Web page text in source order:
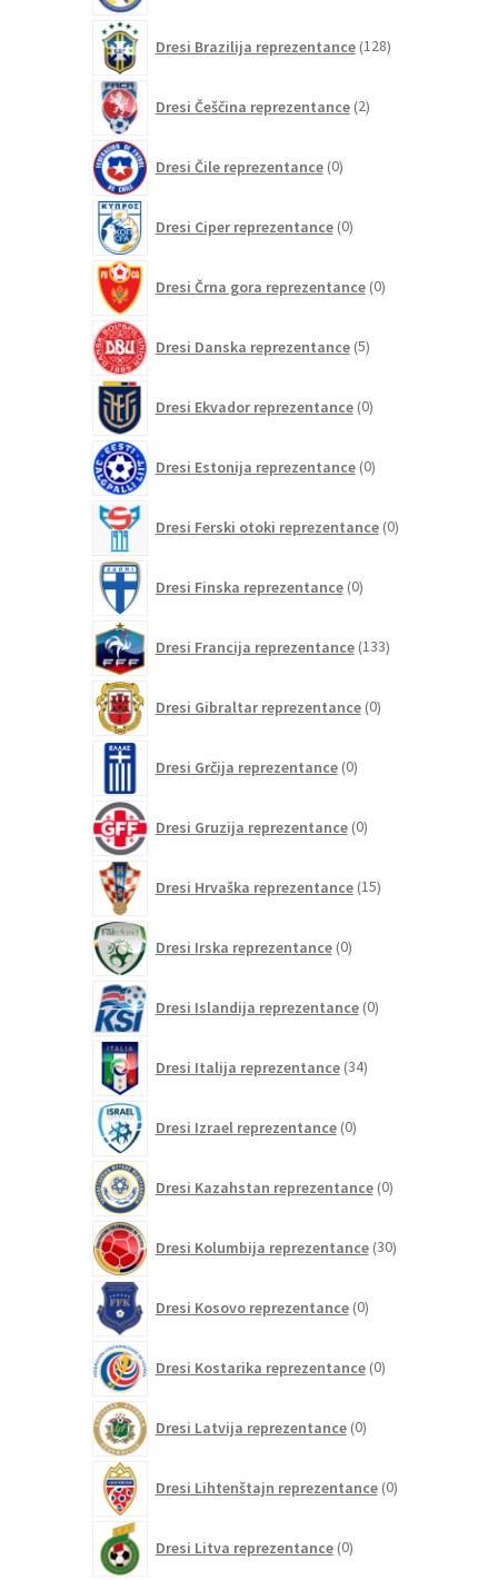
Dresi Brazilija reprezentance 128izdelkov
Dresi Češčina reprezentance 2izdelka
Dresi Čile reprezentance 0izdelkov
Dresi Ciper reprezentance 0izdelkov
Dresi Črna gora reprezentance 0izdelkov
Dresi Danska reprezentance 5izdelkov
Dresi Ekvador reprezentance 0izdelkov
Dresi Estonija reprezentance 0izdelkov
Dresi Ferski otoki reprezentance 0izdelkov
Dresi Finska reprezentance 0izdelkov
Dresi Francija reprezentance 133izdelkov
Dresi Gibraltar reprezentance 0izdelkov
Dresi Grčija reprezentance 0izdelkov
Dresi Gruzija reprezentance 0izdelkov
Dresi Hrvaška reprezentance 15izdelkov
Dresi Irska reprezentance 0izdelkov
Dresi Islandija reprezentance 0izdelkov
Dresi Italija reprezentance 34izdelkov
Dresi Izrael reprezentance 0izdelkov
Dresi Kazahstan reprezentance 0izdelkov
Dresi Kolumbija reprezentance 30izdelkov
Dresi Kosovo reprezentance 0izdelkov
Dresi Kostarika reprezentance 0izdelkov
Dresi Latvija reprezentance 0izdelkov
Dresi Lihtenštajn reprezentance 0izdelkov
Dresi Litva reprezentance 0izdelkov